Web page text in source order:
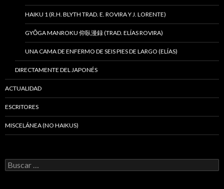
HAIKU 1 (R.H. BLYTH TRAD. E. ROVIRA Y J. LORENTE)
GYŌGA MANROKU 仰臥漫録 (TRAD. ELÍAS ROVIRA)
UNA CAMA DE ENFERMO DE SEIS PIES DE LARGO (ELÍAS)
DIRECTAMENTE DEL JAPONÉS
ACTUALIDAD
ESCRITORES
MISCELÁNEA (NO HAIKUS)
B
u